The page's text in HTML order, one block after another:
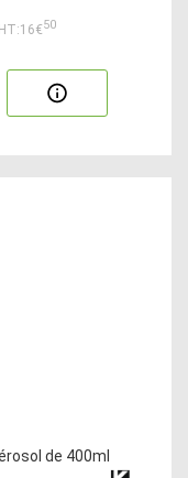
HT:16€50
de 400ml